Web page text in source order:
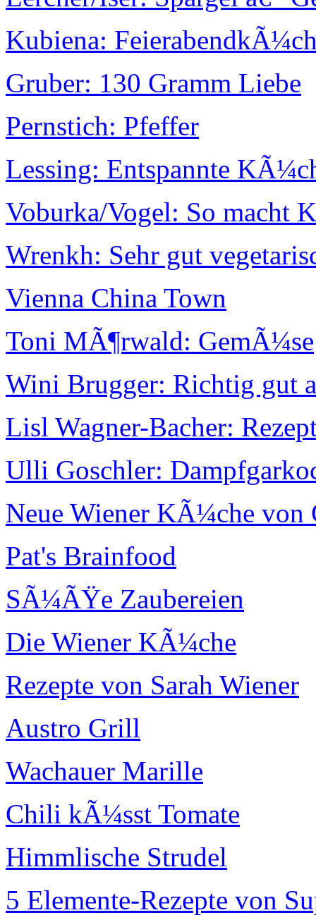
Kubiena:
Gruber: 130 Gramm Liebe
Pernstich: Pfeffer
Lessing: Entspannte
Voburka/Vogel: So macht
Wrenkh: Sehr gut
Vienna China Town
Toni MÃ¶rwald: GemÃ¼se
Wini Brugger: Richtig gut
Lisl Wagner-Bacher:
Ulli Goschler:
Neue Wiener KÃ¼che von
Pat's Brainfood
SÃ¼ÃŸe Zaubereien
Die Wiener KÃ¼che
Rezepte von Sarah Wiener
Austro Grill
Wachauer Marille
Chili kÃ¼sst Tomate
Himmlische Strudel
5 Elemente-Rezepte von